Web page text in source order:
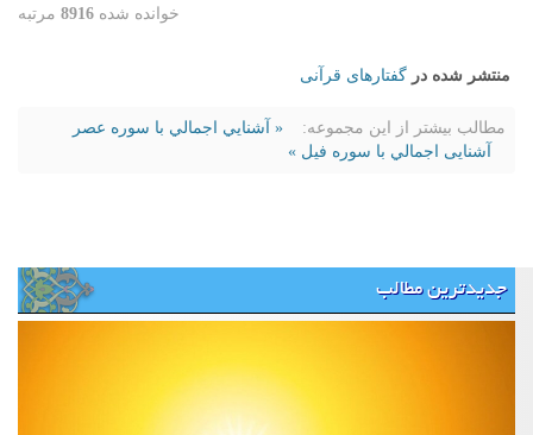
خوانده شده 8916 مرتبه
منتشر شده در گفتارهای قرآنی
مطالب بیشتر از این مجموعه:
« آشنايي اجمالي با سوره عصر
آشنایی اجمالي با سوره فیل »
جدیدترین مطالب